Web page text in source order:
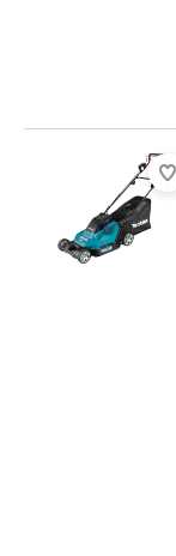
Beoordeling is 8,8